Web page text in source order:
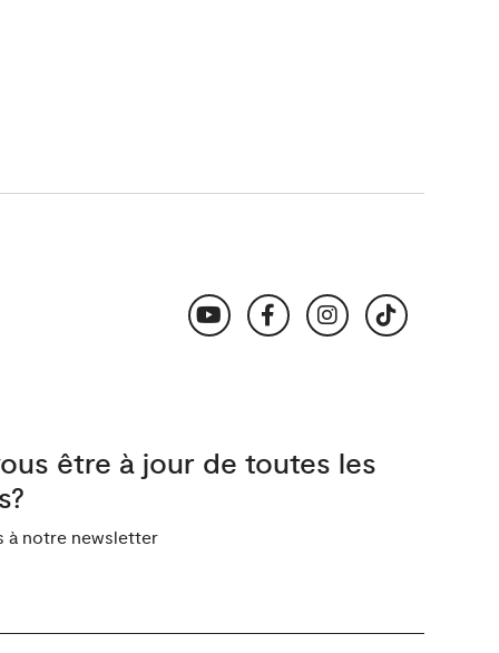
être à jour de toutes les
à notre newsletter